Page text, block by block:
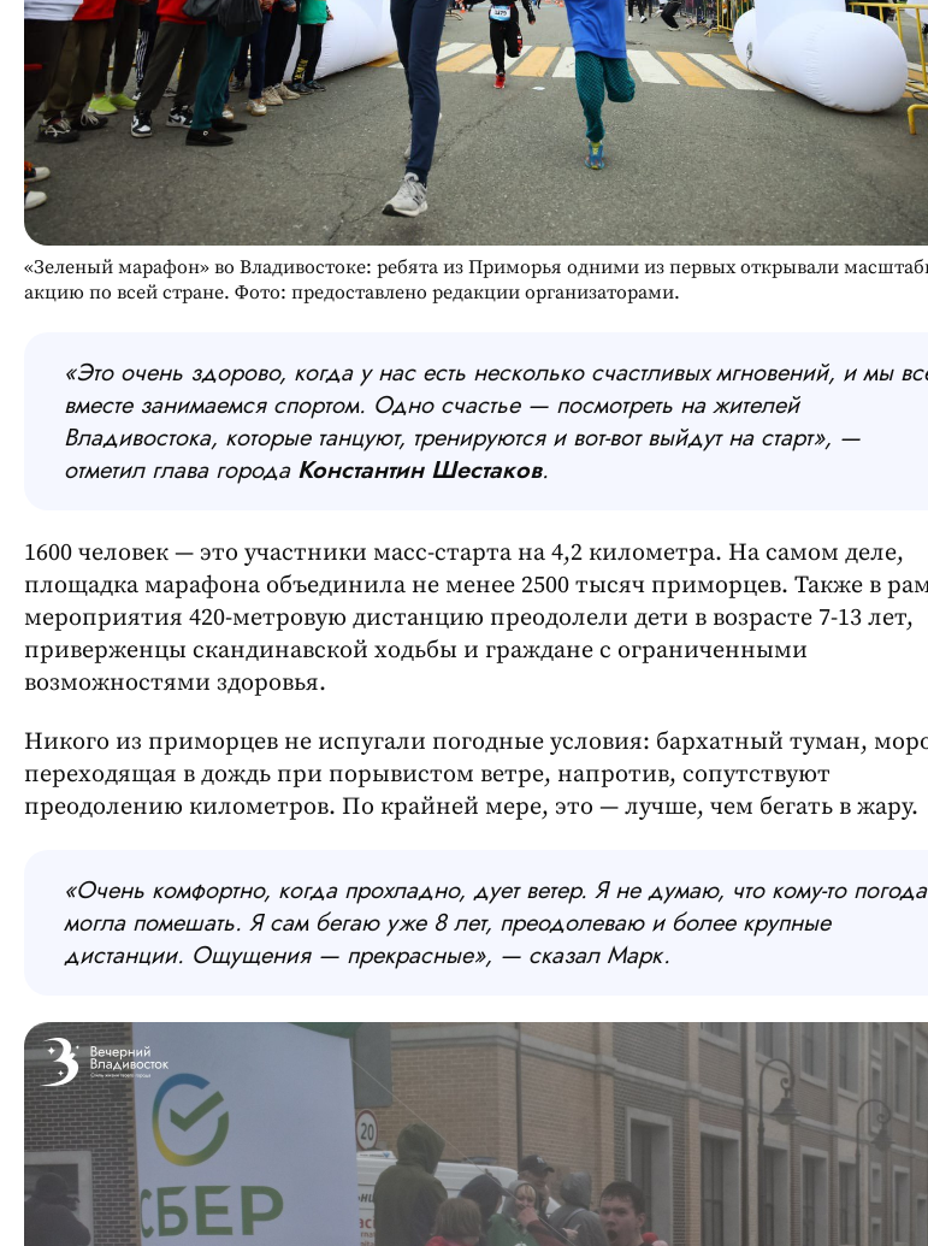
«Зеленый марафон» во Владивостоке: ребята из Приморья одними из первых открывали
акцию по всей стране. Фото: предоставлено редакции организаторами.
«Это очень здорово, когда у нас есть несколько счастливых мгновений, и мы
вместе занимаемся спортом. Одно счастье — посмотреть на жителей
Владивостока, которые танцуют, тренируются и вот-вот выйдут на старт», —
отметил глава города Константин Шестаков.
1600 человек — это участники масс-старта на 4,2 километра. На самом деле,
площадка марафона объединила не менее 2500 тысяч приморцев. Также в
мероприятия 420-метровую дистанцию преодолели дети в возрасте 7-13 лет,
приверженцы скандинавской ходьбы и граждане с ограниченными
возможностями здоровья.
Никого из приморцев не испугали погодные условия: бархатный туман,
переходящая в дождь при порывистом ветре, напротив, сопутствуют
преодолению километров. По крайней мере, это — лучше, чем бегать в жару.
«Очень комфортно, когда прохладно, дует ветер. Я не думаю, что кому-то погода
могла помешать. Я сам бегаю уже 8 лет, преодолеваю и более крупные
дистанции. Ощущения — прекрасные», — сказал Марк.